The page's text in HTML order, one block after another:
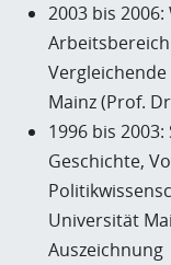
2003 bis
Mainz (Prof.
1996 bis
Geschichte,
Universität
Auszeichnung